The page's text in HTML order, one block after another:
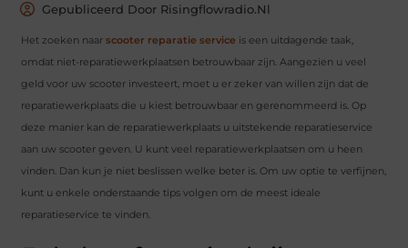
Gepubliceerd Door Risingflowradio.nl
Het zoeken naarscooter reparatie service is een uitdagende taak,
omdat niet-reparatiewerkplaatsen betrouwbaar zijn. Aangezien u veel
geld voor uw scooter investeert, moet u er zeker van willen zijn dat de
reparatiewerkplaats die u kiest betrouwbaar en gerenommeerd is. Op
deze manier kan de reparatiewerkplaats u uitstekende reparatieservice
aan uw scooter geven. U kunt veel reparatiewerkplaatsen om u heen
vinden. Dan kun je niet beslissen welke beter is. Om uw optie te verfijnen,
kunt u enkele onderstaande tips volgen om de meest ideale
reparatieservice te vinden.